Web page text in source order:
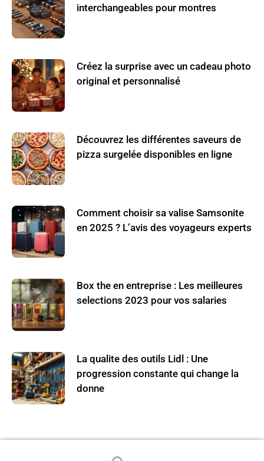
interchangeables pour montres
Créez la surprise avec un cadeau photo
original et personnalisé
Découvrez les différentes saveurs de
pizza surgelée disponibles en ligne
Comment choisir sa valise Samsonite
en 2025 ? L’avis des voyageurs experts
Box the en entreprise : Les meilleures
selections 2023 pour vos salaries
La qualite des outils Lidl : Une
progression constante qui change la
donne